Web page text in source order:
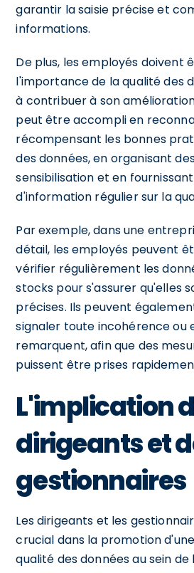
garantir la saisie précise et
informations.
De plus, les employés doivent
l'importance de la qualité des
à contribuer à son
peut être accompli en
récompensant les bonnes
des données, en organisant
sensibilisation et en
d'information régulier sur la
Par exemple, dans une
détail, les employés peuvent
vérifier régulièrement les
stocks pour s'assurer qu'elles
précises. Ils peuvent
signaler toute incohérence ou
remarquent, afin que des
puissent être prises
L'implication
dirigeants et
gestionnaires
Les dirigeants et les
crucial dans la promotion
qualité des données au sein de